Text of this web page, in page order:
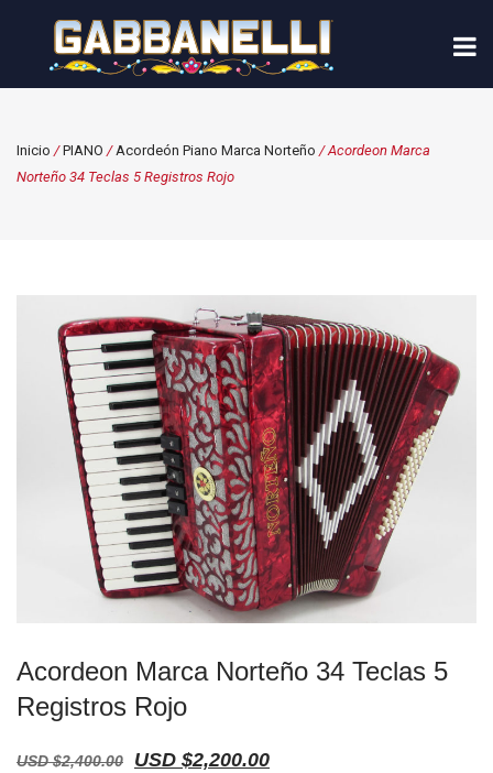
Inicio /PIANO /Acordeón Piano Marca Norteño / Acordeon Marca
Norteño 34 Teclas 5 Registros Rojo
Acordeon Marca Norteño 34 Teclas 5
Registros Rojo
USD $2,400.00
Original
USD $2,200.00Current